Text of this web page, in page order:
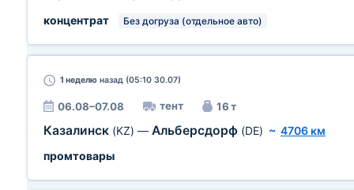
концентрат
Без догруза (отдельное авто)
1 неделю назад (05:10 30.07)
06.08–07.08 тент 16 т
Казалинск (KZ) — Альберсдорф (DE) ~ 4706 км
промтовары